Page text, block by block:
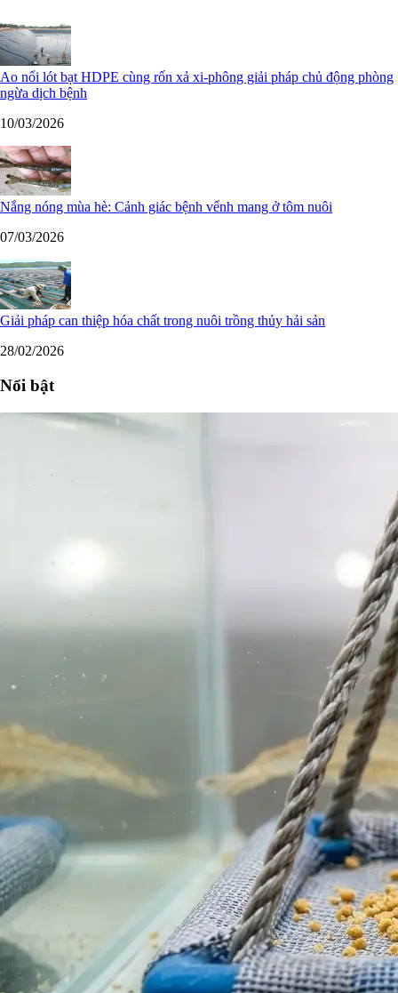
Ao nổi lót bạt HDPE cùng rốn xả xi-phông giải pháp chủ động phòng
ngừa dịch bệnh
10/03/2026
Nắng nóng mùa hè: Cảnh giác bệnh vểnh mang ở tôm nuôi
07/03/2026
Giải pháp can thiệp hóa chất trong nuôi trồng thủy hải sản
28/02/2026
Nổi bật